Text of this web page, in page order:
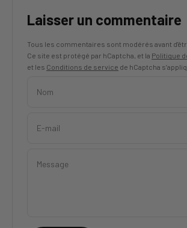
Laisser un commentaire
Tous les commentaires sont modérés avant
Ce site est protégé par hCaptcha, et la Politique
et les Conditions de service de hCaptcha
Nom
E-mail
Message